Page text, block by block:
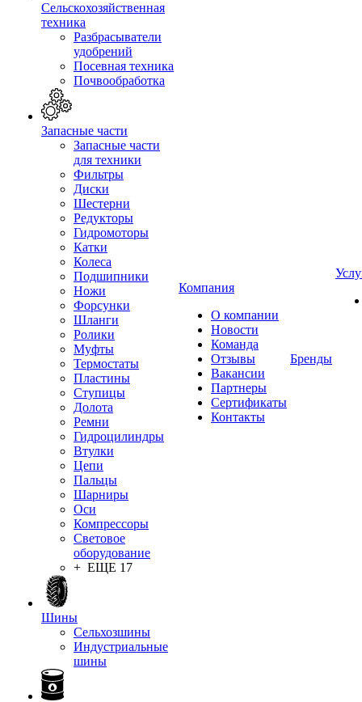
Сельскохозяйственная
техника
Разбрасыватели
удобрений
Посевная техника
Почвообработка
Запасные части
Запасные части
для техники
Фильтры
Диски
Шестерни
Редукторы
Гидромоторы
Катки
Колеса
Подшипники
Ножи
Форсунки
Шланги
Ролики
Муфты
Термостаты
Пластины
Ступицы
Долота
Ремни
Гидроцилиндры
Втулки
Цепи
Пальцы
Шарниры
Оси
Компрессоры
Световое
оборудование
+ ЕЩЕ 17
Шины
Сельхозшины
Индустриальные
шины
Компания
О компании
Новости
Команда
Отзывы
Вакансии
Партнеры
Сертификаты
Контакты
Бренды